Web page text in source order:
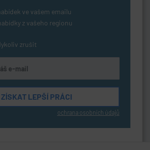
ve vašem emailu
z vašeho regionu
zrušit
ochrana osobních údajů